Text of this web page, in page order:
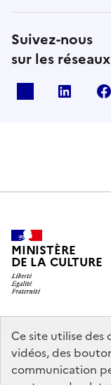
Ce site utilise des
vidéos, des
communication
Suivez-nous
sur les
MINISTÈRE
DE LA CULTURE
legifrance.gouv.fr
service-